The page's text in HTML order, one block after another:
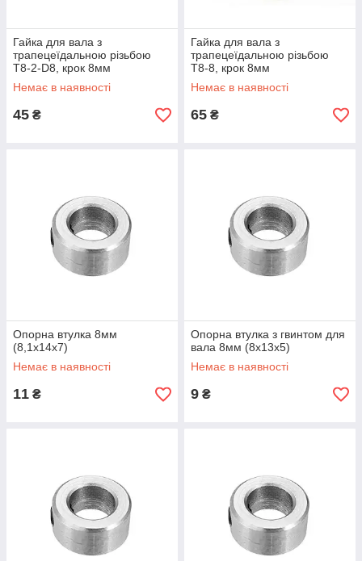
Гайка для вала з
трапецеїдальною різьбою
T8-2-D8, крок 8мм
Немає в наявності
45 ₴
Гайка для вала з
трапецеїдальною різьбою
T8-8, крок 8мм
Немає в наявності
65 ₴
Опорна втулка 8мм
(8,1x14x7)
Немає в наявності
11 ₴
Опорна втулка з гвинтом для
вала 8мм (8x13x5)
Немає в наявності
9 ₴